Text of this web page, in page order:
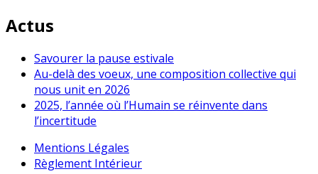
Actus
Savourer la pause estivale
Au-delà des voeux, une composition collective qui
nous unit en 2026
2025, l’année où l’Humain se réinvente dans
l’incertitude
Mentions Légales
Règlement Intérieur